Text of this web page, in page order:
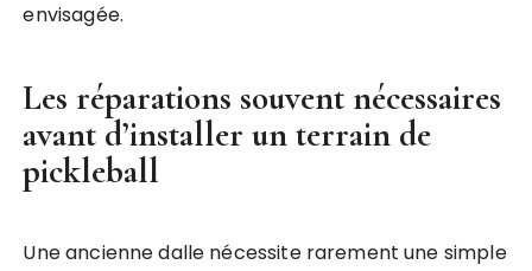
envisagée.
Les réparations souvent nécessaires
avant d’installer un terrain de
pickleball
Une ancienne dalle nécessite rarement une simple